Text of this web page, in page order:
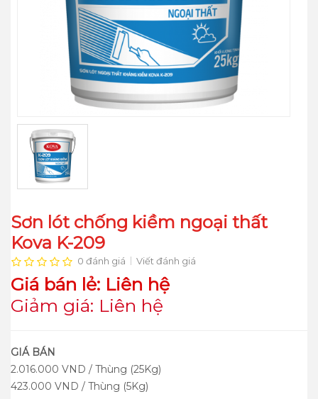
Sơn lót chống kiềm ngoại thất
Kova K-209
0 đánh giá Viết đánh giá
Giá bán lẻ: Liên hệ
Giảm giá: Liên hệ
GIÁ BÁN
2.016.000 VND / Thùng (25Kg)
423.000 VND / Thùng (5Kg)